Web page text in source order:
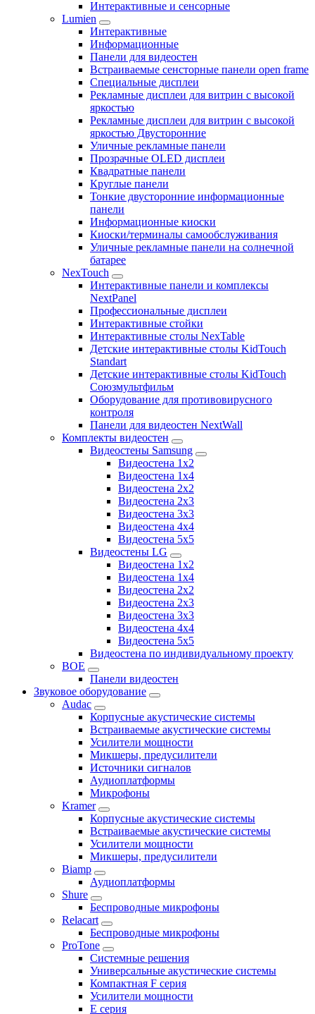
Интерактивные и сенсорные
Lumien
Интерактивные
Информационные
Панели для видеостен
Встраиваемые сенсторные панели open frame
Специальные дисплеи
Рекламные дисплеи для витрин с высокой
яркостью
Рекламные дисплеи для витрин с высокой
яркостью Двусторонние
Уличные рекламные панели
Прозрачные OLED дисплеи
Квадратные панели
Круглые панели
Тонкие двусторонние информационные
панели
Информационные киоски
Киоски/терминалы самообслуживания
Уличные рекламные панели на солнечной
батарее
NexTouch
Интерактивные панели и комплексы
NextPanel
Профессиональные дисплеи
Интерактивные стойки
Интерактивные столы NexTable
Детские интерактивные столы KidTouch
Standart
Детские интерактивные столы KidTouch
Союзмультфильм
Оборудование для противовирусного
контроля
Панели для видеостен NextWall
Комплекты видеостен
Видеостены Samsung
Видеостена 1x2
Видеостена 1x4
Видеостена 2x2
Видеостена 2х3
Видеостена 3x3
Видеостена 4x4
Видеостена 5x5
Видеостены LG
Видеостена 1x2
Видеостена 1x4
Видеостена 2x2
Видеостена 2x3
Видеостена 3x3
Видеостена 4x4
Видеостена 5x5
Видеостена по индивидуальному проекту
BOE
Панели видеостен
Звуковое оборудование
Audac
Корпусные акустические системы
Встраиваемые акустические системы
Усилители мощности
Микшеры, предусилители
Источники сигналов
Аудиоплатформы
Микрофоны
Kramer
Корпусные акустические системы
Встраиваемые акустические системы
Усилители мощности
Микшеры, предусилители
Biamp
Аудиоплатформы
Shure
Беспроводные микрофоны
Relacart
Беспроводные микрофоны
ProTone
Системные решения
Универсальные акустические системы
Компактная F серия
Усилители мощности
E серия